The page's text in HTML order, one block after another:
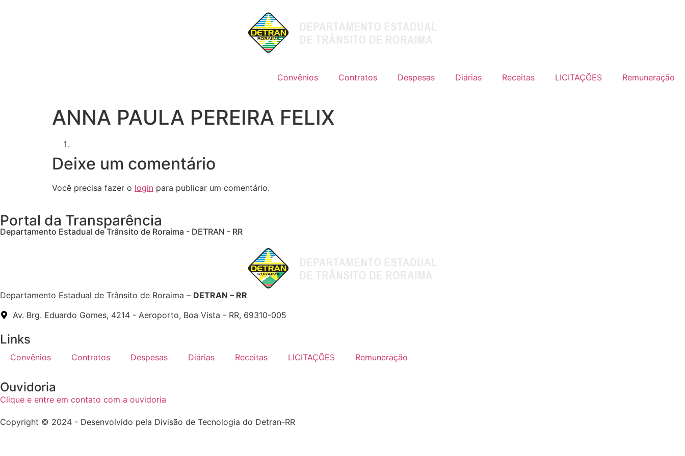
Convênios Contratos Despesas Diárias Receitas LICITAÇÕES Remuneração
ANNA PAULA PEREIRA FELIX
Deixe um comentário
Você precisa fazer o login para publicar um comentário.
Portal da Transparência
Departamento Estadual de Trânsito de Roraima - DETRAN - RR
Departamento Estadual de Trânsito de Roraima – DETRAN – RR
Av. Brg. Eduardo Gomes, 4214 - Aeroporto, Boa Vista - RR, 69310-005
Links
Convênios Contratos Despesas Diárias Receitas LICITAÇÕES Remuneração
Ouvidoria
Clique e entre em contato com a ouvidoria
Copyright © 2024 - Desenvolvido pela Divisão de Tecnologia do Detran-RR